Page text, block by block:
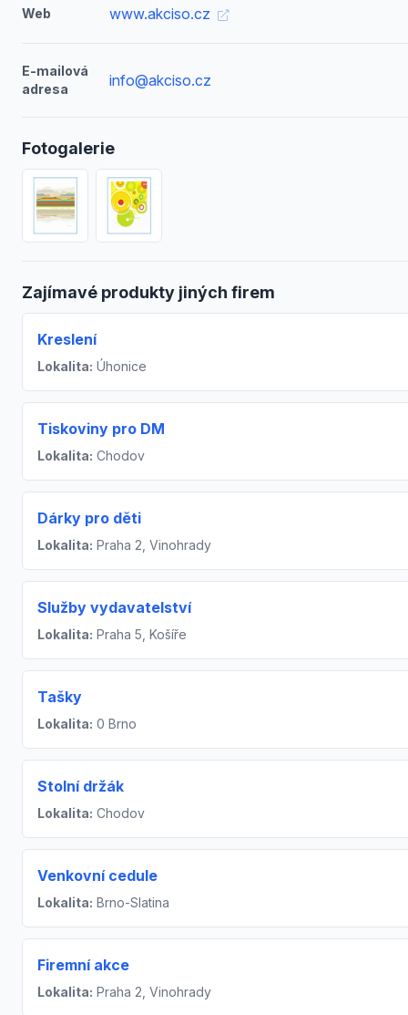
Web www.akciso.cz
E-mailová
adresa
info@akciso.cz
Fotogalerie
Zajímavé produkty jiných firem
Kreslení
Lokalita: Úhonice
Tiskoviny pro DM
Lokalita: Chodov
Dárky pro děti
Lokalita: Praha 2, Vinohrady
Služby vydavatelství
Lokalita: Praha 5, Košíře
Tašky
Lokalita: 0 Brno
Stolní držák
Lokalita: Chodov
Venkovní cedule
Lokalita: Brno-Slatina
Firemní akce
Lokalita: Praha 2, Vinohrady